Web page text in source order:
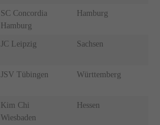
SC Concordia
Hamburg
Hamburg
JC Leipzig Sachsen
JSV Tübingen Württemberg
Kim Chi
Wiesbaden
Hessen